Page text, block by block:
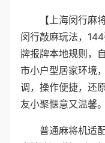
【上海闵行麻
闵行敲麻玩法，
牌报牌本地规则，
市小户型居家环境
调，操作便捷，还
友小聚惬意又温馨。
普通麻将机适